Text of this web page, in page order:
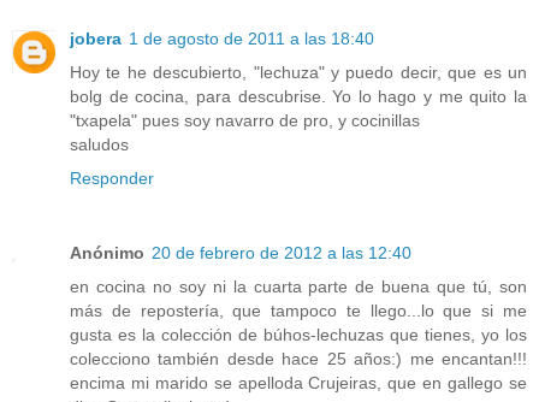
jobera 1 de agosto de 2011 a las 18:40
Hoy te he descubierto, "lechuza" y puedo decir, que es un
bolg de cocina, para descubrise. Yo lo hago y me quito la
"txapela" pues soy navarro de pro, y cocinillas
saludos
Responder
Anónimo 20 de febrero de 2012 a las 12:40
en cocina no soy ni la cuarta parte de buena que tú, son
más de repostería, que tampoco te llego...lo que si me
gusta es la colección de búhos-lechuzas que tienes, yo los
colecciono también desde hace 25 años:) me encantan!!!
encima mi marido se apelloda Crujeiras, que en gallego se